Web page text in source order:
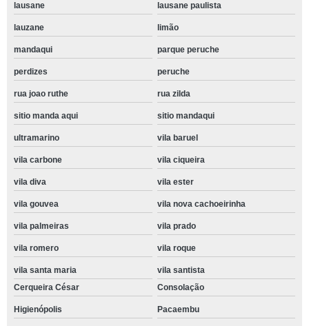
lausane lausane paulista
lauzane limão
mandaqui parque peruche
perdizes peruche
rua joao ruthe rua zilda
sitio manda aqui sitio mandaqui
ultramarino vila baruel
vila carbone vila ciqueira
vila diva vila ester
vila gouvea vila nova cachoeirinha
vila palmeiras vila prado
vila romero vila roque
vila santa maria
vila santista
Cerqueira César
Consolação
Higienópolis Pacaembu